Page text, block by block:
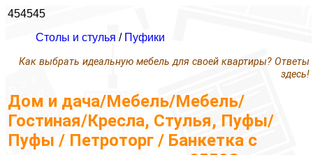
454545
Столы и стулья / Пуфики
Как выбрать идеальную мебель для своей квартиры? Ответы
здесь!
Дом и дача/Мебель/Мебель/
Гостиная/Кресла, Стулья, Пуфы/
Пуфы / Петроторг / Банкетка с